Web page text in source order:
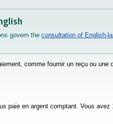
govern the consultation of English-
comme fournir un reçu ou une
paie en argent comptant. Vous avez